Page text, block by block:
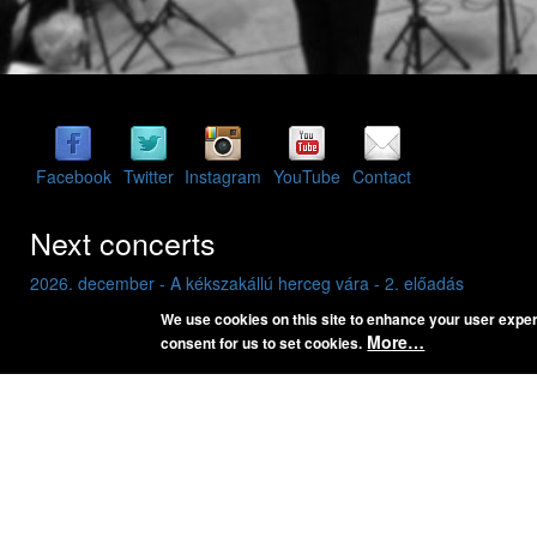
Facebook Twitter Instagram YouTube Contact
Next concerts
2026. december - A kékszakállú herceg vára - 2. előadás
BME K épület, aula
Bartók Béla: A kékszakállú herceg vára
We use cookies on this site to enhance your user
consent for us to set cookies. More…